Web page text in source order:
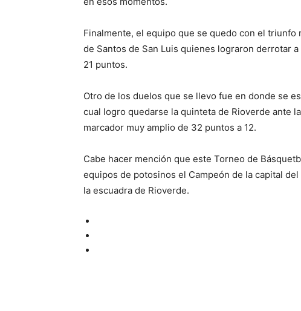
Finalmente, el equipo que se quedo con el
de Santos de San Luis quienes lograron derrotar
21 puntos.
Otro de los duelos que se llevo fue en donde se
cual logro quedarse la quinteta de Rioverde ante
marcador muy amplio de 32 puntos a 12.
Cabe hacer mención que este Torneo de
equipos de potosinos el Campeón de la capital
la escuadra de Rioverde.